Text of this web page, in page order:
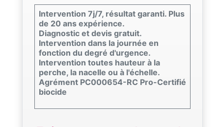
Intervention 7j/7, résultat garanti. Plus
de 20 ans expérience.
Diagnostic et devis gratuit.
Intervention dans la journée en
fonction du degré d'urgence.
Intervention toutes hauteur à la
perche, la nacelle ou à l'échelle.
Agrément PC000654-RC Pro-Certifié
biocide